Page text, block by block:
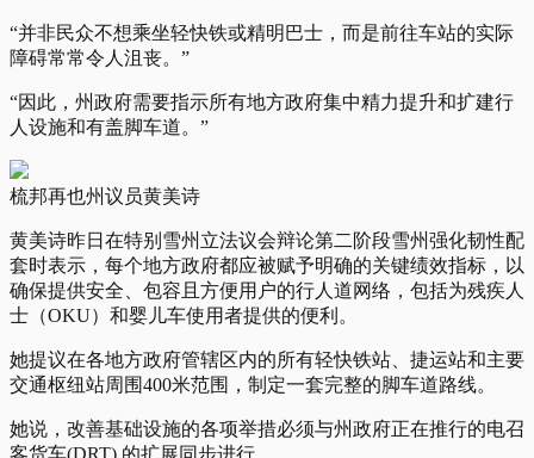
“并非民众不想乘坐轻快铁或精明​​巴士，而是前往车站的实际
障碍常常令人沮丧。”
“因此，州政府需要指示所有地方政府集中精力提升和扩建行
人设施和有盖脚车道。”
梳邦再也州议员黄美诗
黄美诗昨日在特别雪州立法议会辩论第二阶段雪州强化韧性配
套时表示，每个地方政府都应被赋予明确的关键绩效指标，以
确保提供安全、包容且方便用户的行人道网络，包括为残疾人
士（OKU）和婴儿车使用者提供的便利。
她提议在各地方政府管辖区内的所有轻快铁站、捷运站和主要
交通枢纽站周围400米范围，制定一套完整的脚车道路线。
她说，改善基础设施的各项举措必须与州政府正在推行的电召
客货车(DRT) 的扩展同步进行。